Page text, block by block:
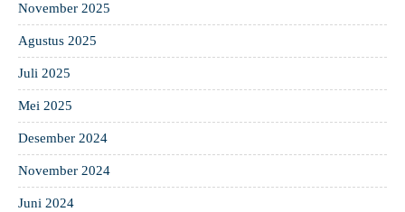
November 2025
Agustus 2025
Juli 2025
Mei 2025
Desember 2024
November 2024
Juni 2024